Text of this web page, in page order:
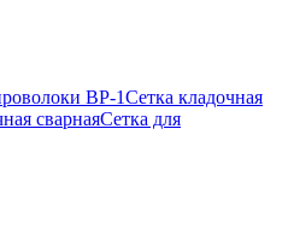
ВР-1Сетка кладочная
сварнаяСетка для